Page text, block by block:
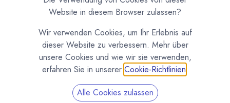
Website in diesem Browser zulassen?
Wir verwenden Cookies, um Ihr Erlebnis auf
dieser Website zu verbessern. Mehr über
unsere Cookies und wie wir sie verwenden,
erfahren Sie in unserer Cookie-Richtlinien
Alle Cookies zulassen